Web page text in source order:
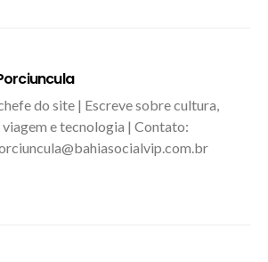
do site | Escreve sobre cultura,
viagem e tecnologia | Contato: